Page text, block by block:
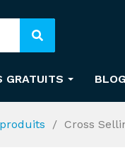
GRATUITS BLOG
Cross